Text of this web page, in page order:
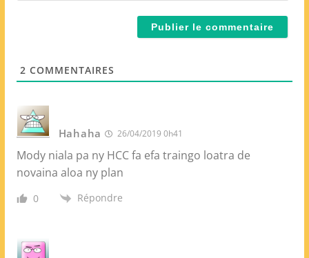
2 COMMENTAIRES
Hahaha 26/04/2019 0h41
Mody niala pa ny HCC fa efa traingo loatra de
novaina aloa ny plan
0 Répondre